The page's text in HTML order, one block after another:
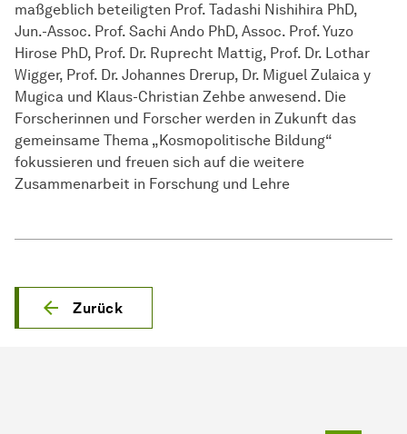
maßgeblich beteiligten Prof. Tadashi Nishihira PhD,
Jun.-Assoc. Prof. Sachi Ando PhD, Assoc. Prof. Yuzo
Hirose PhD, Prof. Dr. Ruprecht Mattig, Prof. Dr. Lothar
Wigger, Prof. Dr. Johannes Drerup, Dr. Miguel Zulaica y
Mugica und Klaus-Christian Zehbe anwesend. Die
Forscherinnen und Forscher werden in Zukunft das
gemeinsame Thema „Kosmopolitische Bildung“
fokussieren und freuen sich auf die weitere
Zusammenarbeit in Forschung und Lehre
Zurück